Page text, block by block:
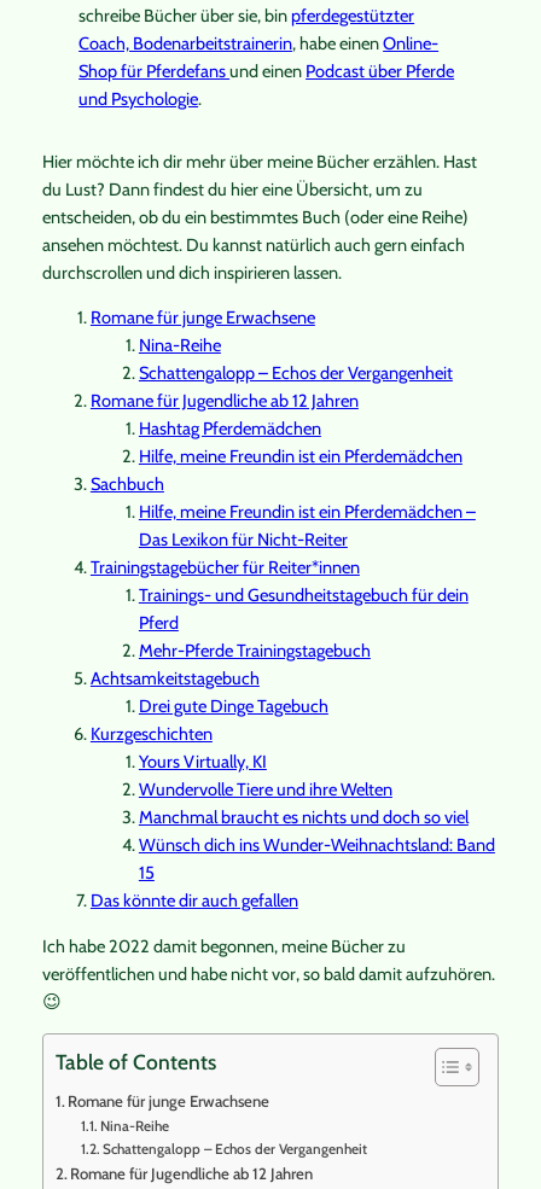
schreibe Bücher über sie, binpferdegestützter
Coach, Bodenarbeitstrainerin, habe einenOnline-
Shop für Pferdefansund einen Podcast über Pferde
und Psychologie.
Hier möchte ich dir mehr über meine Bücher erzählen. Hast
du Lust? Dann findest du hier eine Übersicht, um zu
entscheiden, ob du ein bestimmtes Buch (oder eine Reihe)
ansehen möchtest. Du kannst natürlich auch gern einfach
durchscrollen und dich inspirieren lassen.
Romane für junge Erwachsene
Nina-Reihe
Schattengalopp – Echos der Vergangenheit
Romane für Jugendliche ab 12 Jahren
Hashtag Pferdemädchen
Hilfe, meine Freundin ist ein Pferdemädchen
Sachbuch
Hilfe, meine Freundin ist ein Pferdemädchen –
Das Lexikon für Nicht-Reiter
Trainingstagebücher für Reiter*innen
Trainings- und Gesundheitstagebuch für dein
Pferd
Mehr-Pferde Trainingstagebuch
Achtsamkeitstagebuch
Drei gute Dinge Tagebuch
Kurzgeschichten
Yours Virtually, KI
Wundervolle Tiere und ihre Welten
Manchmal braucht es nichts und doch so viel
Wünsch dich ins Wunder-Weihnachtsland: Band
15
Das könnte dir auch gefallen
Ich habe 2022 damit begonnen, meine Bücher zu
veröffentlichen und habe nicht vor, so bald damit aufzuhören.
😉
Table of Contents
Romane für junge Erwachsene
Nina-Reihe
Schattengalopp – Echos der Vergangenheit
Romane für Jugendliche ab 12 Jahren